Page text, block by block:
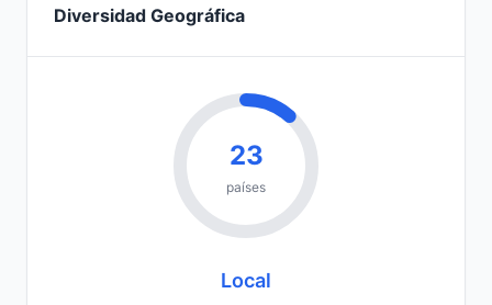
Diversidad Geográfica
23
países
Local